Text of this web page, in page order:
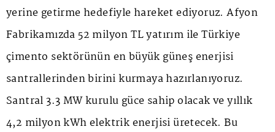
yerine getirme hedefiyle hareket ediyoruz. Afyon
Fabrikamızda 52 milyon TL yatırım ile Türkiye
çimento sektörünün en büyük güneş enerjisi
santrallerinden birini kurmaya hazırlanıyoruz.
Santral 3.3 MW kurulu güce sahip olacak ve yıllık
4,2 milyon kWh elektrik enerjisi üretecek. Bu